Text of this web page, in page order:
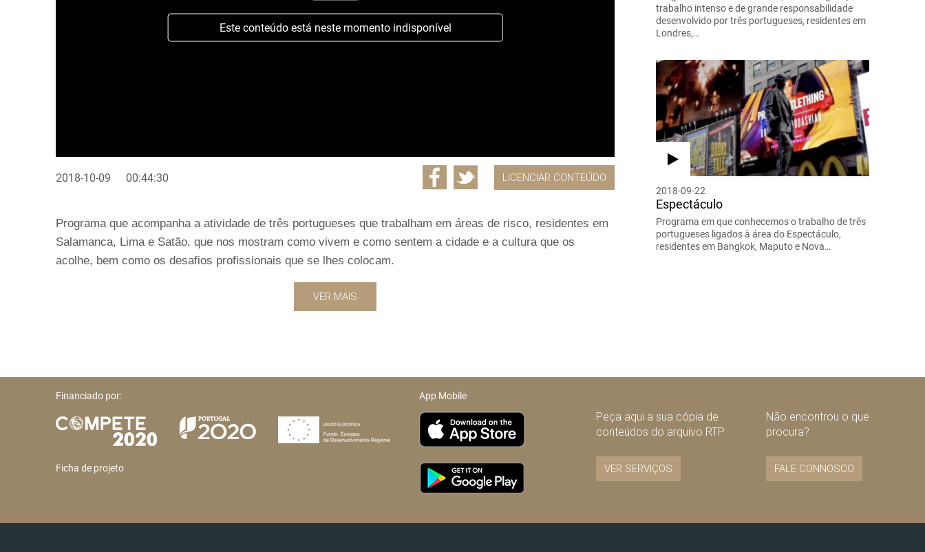
Este conteúdo está neste momento indisponível
2018-10-09 00:44:30 LICENCIAR CONTEÚDO
Programa que acompanha a atividade de três portugueses que trabalham em áreas de risco, residentes em
Salamanca, Lima e Satão, que nos mostram como vivem e como sentem a cidade e a cultura que os
acolhe, bem como os desafios profissionais que se lhes colocam.
VER MAIS
trabalho intenso e de grande responsabilidade
desenvolvido por três portugueses, residentes em
Londres,…
2018-09-22
Espectáculo
Programa em que conhecemos o trabalho de três
portugueses ligados à área do Espectáculo,
residentes em Bangkok, Maputo e Nova…
Financiado por:
Ficha de projeto
App Mobile
Peça aqui a sua cópia de
conteúdos do arquivo RTP
VER SERVIÇOS
Não encontrou o que
procura?
FALE CONNOSCO